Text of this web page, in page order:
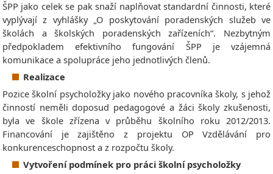
ŠPP jako celek se pak snaží naplňovat standardní činnosti, které
vyplývají z vyhlášky „O poskytování poradenských služeb ve
školách a školských poradenských zařízeních“. Nezbytným
předpokladem efektivního fungování ŠPP je vzájemná
komunikace a spolupráce jeho jednotlivých členů.
Realizace
Pozice školní psycholožky jako nového pracovníka školy, s jehož
činností neměli doposud pedagogové a žáci školy zkušenosti,
byla ve škole zřízena v průběhu školního roku 2012/2013.
Financování je zajištěno z projektu OP Vzdělávání pro
konkurenceschopnost a z rozpočtu školy.
Vytvoření podmínek pro práci školní psycholožky